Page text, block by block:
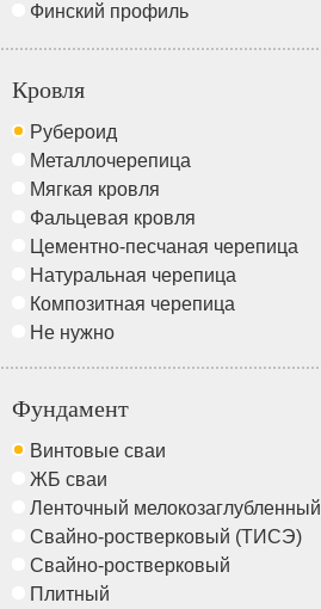
Финский профиль
Кровля
Рубероид
Металлочерепица
Мягкая кровля
Фальцевая кровля
Цементно-песчаная черепица
Натуральная черепица
Композитная черепица
Не нужно
Фундамент
Винтовые сваи
ЖБ сваи
Ленточный мелокозаглубленный
Свайно-ростверковый (ТИСЭ)
Свайно-ростверковый
Плитный